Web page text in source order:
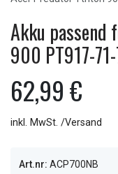
Akku
900 PT917-
62,99 €
inkl. MwSt. /Versand
Art.nr: ACP700NB